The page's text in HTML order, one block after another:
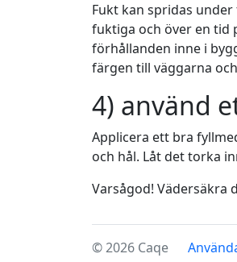
Fukt kan spridas
fuktiga och över en tid
förhållanden inne i
färgen till väggarna
4) använd
Applicera ett bra
och hål. Låt det torka
Varsågod!
© 2026 Caqe